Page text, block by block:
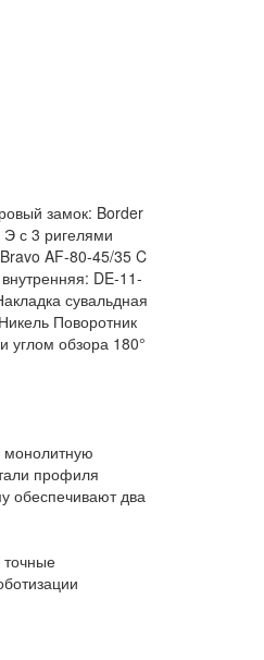
замок: Border
с 3 ригелями
AF-80-45/35 C
DE-11-
сувальдная
Поворотник
углом обзора 180°
монолитную
профиля
обеспечивают два
точные